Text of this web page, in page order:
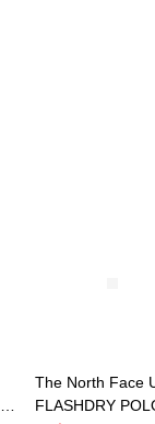
The North Face
FLASHDRY